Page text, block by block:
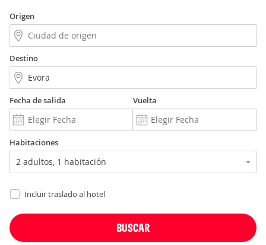
Origen
Destino
Fecha de salida Vuelta
Habitaciones
Incluir traslado al hotel